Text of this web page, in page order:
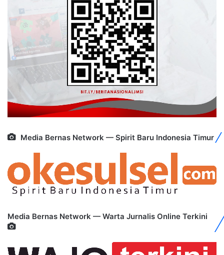
Media Bernas Network — Spirit Baru Indonesia Timur
Media Bernas Network — Warta Jurnalis Online Terkini